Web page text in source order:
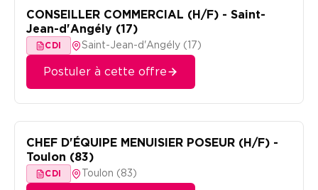
CONSEILLER COMMERCIAL (H/F) - Saint-
Jean-d'Angély (17)
CDI Saint-Jean-d'Angély (17)
Postuler à cette offre
CHEF D'ÉQUIPE MENUISIER POSEUR (H/F) -
Toulon (83)
CDI Toulon (83)